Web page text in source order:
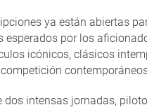
ya están abiertas
esperados por los
icónicos, clásicos
dos intensas jornadas,